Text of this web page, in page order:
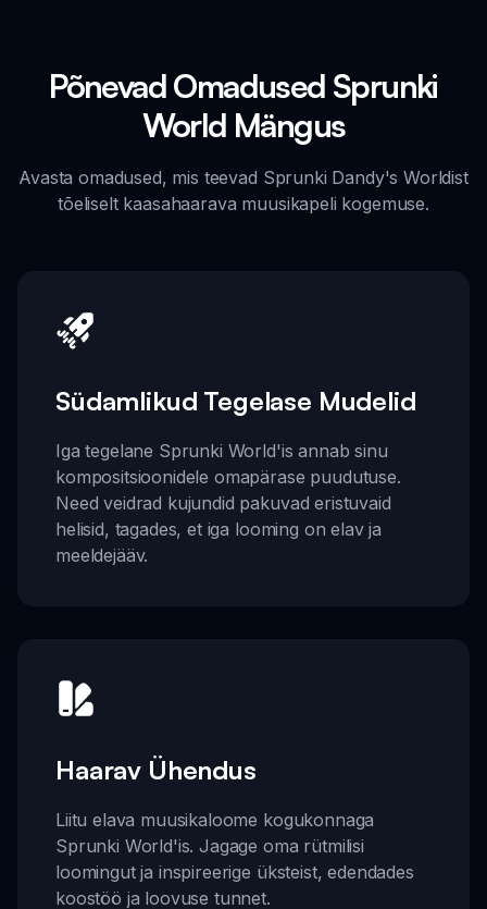
Põnevad Omadused Sprunki
World Mängus
Avasta omadused, mis teevad Sprunki Dandy's Worldist
tõeliselt kaasahaarava muusikapeli kogemuse.
Südamlikud Tegelase Mudelid
Iga tegelane Sprunki World'is annab sinu
kompositsioonidele omapärase puudutuse.
Need veidrad kujundid pakuvad eristuvaid
helisid, tagades, et iga looming on elav ja
meeldejääv.
Haarav Ühendus
Liitu elava muusikaloome kogukonnaga
Sprunki World'is. Jagage oma rütmilisi
loomingut ja inspireerige üksteist, edendades
koostöö ja loovuse tunnet.